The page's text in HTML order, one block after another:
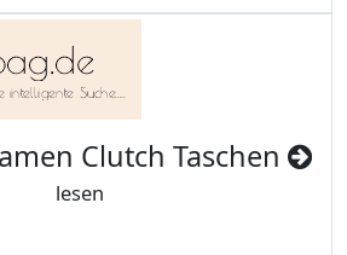
Clutch Taschen
lesen